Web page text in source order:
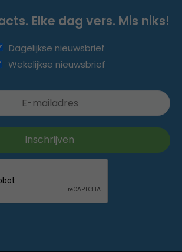
Elke dag vers. Mis niks!
Dagelijkse nieuwsbrief
Wekelijkse nieuwsbrief